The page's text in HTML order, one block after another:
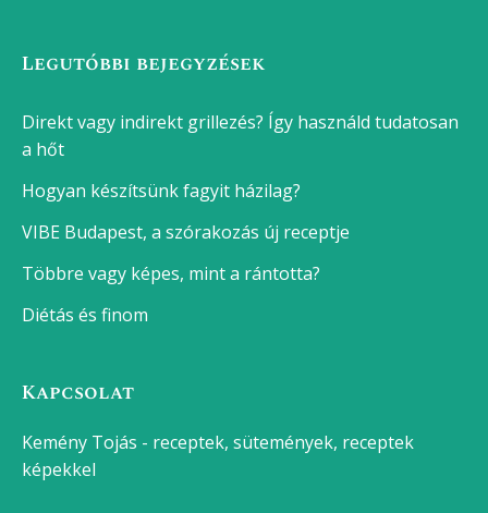
Legutóbbi bejegyzések
Direkt vagy indirekt grillezés? Így használd tudatosan
a hőt
Hogyan készítsünk fagyit házilag?
VIBE Budapest, a szórakozás új receptje
Többre vagy képes, mint a rántotta?
Diétás és finom
Kapcsolat
Kemény Tojás - receptek, sütemények, receptek
képekkel